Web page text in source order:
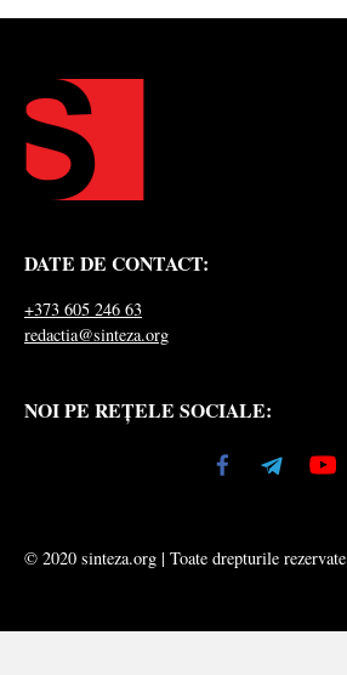
DATE DE CONTACT:
+373 605 246 63
redactia@sinteza.org
NOI PE REȚELE SOCIALE:
© 2020 sinteza.org | Toate drepturile rezervate